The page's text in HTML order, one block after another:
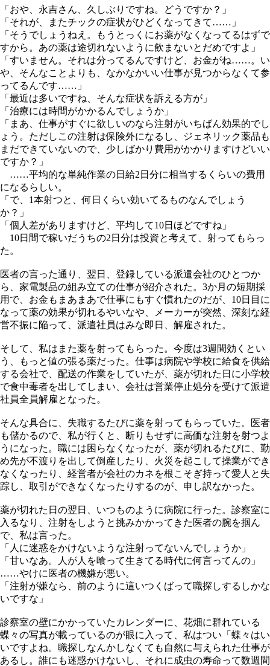
「おや、永吉さん、久しぶりですね。どうですか？」
「それが、またチックの症状がひどくなってきて……」
「そうでしょうねえ。もうとっくにお薬がなくなってるはずで
すから。あの薬は途切れないように飲まないとだめですよ」
「すいません。それは分ってるんですけど、お金がね……。い
や、そんなことよりも、なかなかいい仕事が見つからなくて参
ってるんです……」
「最近は多いですね、そんな症状を訴える方が」
「治療には時間がかかるんでしょうか」
「まあ、仕事がすぐに欲しいのなら注射がいちばん効果的でし
ょう。ただしこの注射は保険外になるし、ジェネリック薬品も
まだできていないので、少しばかり費用がかかりますけどいい
ですか？」
……平均的な単純作業の日給2日分に相当するくらいの費用
になるらしい。
「で、1本射つと、何日くらい効いてるものなんでしょう
か？」
「個人差がありますけど、平均して10日ほどですね」
10日間で稼いだうちの2日分は投資と考えて、射ってもらっ
た。
医者の言った通り、翌日、登録している派遣会社のひとつか
ら、家電製品の組み立ての仕事が紹介された。3か月の短期採
用で、お金もまあまあで仕事にもすぐ慣れたのだが、10日目に
なって薬の効果が切れるやいなや、メーカーが突然、深刻な経
営不振に陥って、派遣社員はみな即日、解雇された。
そして、私はまた薬を射ってもらった。今度は3週間効くとい
う、もっと値の張る薬だった。仕事は病院や学校に給食を供給
する会社で、配送の作業をしていたが、薬が切れた日に小学校
で食中毒者を出してしまい、会社は営業停止処分を受けて派遣
社員全員解雇となった。
そんな具合に、失職するたびに薬を射ってもらっていた。医者
も儲かるので、私が行くと、断りもせずに高価な注射を射つよ
うになった。職には困らなくなったが、薬が切れるたびに、勤
め先が不渡りを出して倒産したり、火災を起こして操業ができ
なくなったり、経営者が会社のカネを根こそぎ持って愛人と失
踪し、取引ができなくなったりするのが、申し訳なかった。
薬が切れた日の翌日、いつものように病院に行った。診察室に
入るなり、注射をしようと挑みかかってきた医者の腕を掴ん
で、私は言った。
「人に迷惑をかけないような注射ってないんでしょうか」
「甘いなあ。人が人を喰って生きてる時代に何言ってんの」
……やけに医者の機嫌が悪い。
「注射が嫌なら、前のように這いつくばって職探しするしかな
いですな」
診察室の壁にかかっていたカレンダーに、花畑に群れている
蝶々の写真が載っているのが眼に入って、私はつい「蝶々はい
いですよね。職探しなんかしなくても自然に与えられた仕事が
あるし。誰にも迷惑かけないし、それに成虫の寿命って数週間